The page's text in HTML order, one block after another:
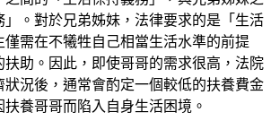
」。對於兄弟姊妹，法律要求的是「生活
需在不犧牲自己相當生活水準的前提
扶助。因此，即使哥哥的需求很高，法院
狀況後，通常會酌定一個較低的扶養費金
養哥哥而陷入自身生活困境。